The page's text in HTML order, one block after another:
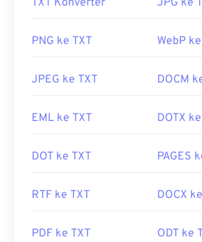
TXT Konverter JPG ke
PNG ke TXT WebP
JPEG ke TXT DOCM
EML ke TXT DOTX
DOT ke TXT PAGES
RTF ke TXT DOCX
PDF ke TXT ODT ke